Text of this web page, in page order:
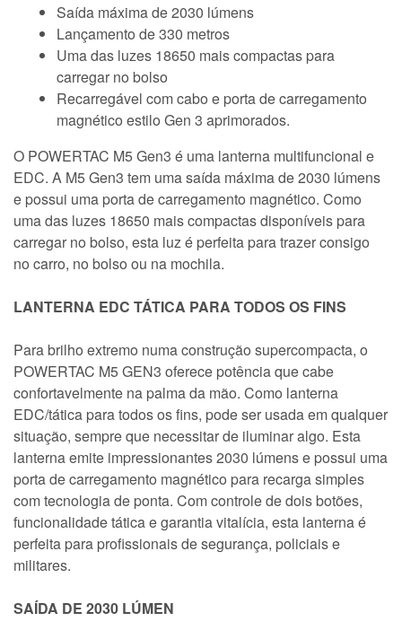
Saída máxima de 2030 lúmens
Lançamento de 330 metros
Uma das luzes 18650 mais compactas para
carregar no bolso
Recarregável com cabo e porta de carregamento
magnético estilo Gen 3 aprimorados.
O POWERTAC M5 Gen3 é uma lanterna multifuncional e
EDC. A M5 Gen3 tem uma saída máxima de 2030 lúmens
e possui uma porta de carregamento magnético. Como
uma das luzes 18650 mais compactas disponíveis para
carregar no bolso, esta luz é perfeita para trazer consigo
no carro, no bolso ou na mochila.
LANTERNA EDC TÁTICA PARA TODOS OS FINS
Para brilho extremo numa construção supercompacta, o
POWERTAC M5 GEN3 oferece potência que cabe
confortavelmente na palma da mão. Como lanterna
EDC/tática para todos os fins, pode ser usada em qualquer
situação, sempre que necessitar de iluminar algo. Esta
lanterna emite impressionantes 2030 lúmens e possui uma
porta de carregamento magnético para recarga simples
com tecnologia de ponta. Com controle de dois botões,
funcionalidade tática e garantia vitalícia, esta lanterna é
perfeita para profissionais de segurança, policiais e
militares.
SAÍDA DE 2030 LÚMEN